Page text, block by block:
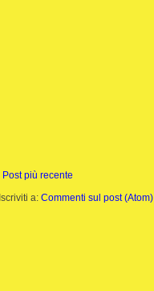
Post più recente
Iscriviti a: Commenti sul post (Atom)